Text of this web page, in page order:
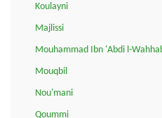
Koulayni
Majlissi
Mouhammad Ibn 'Abdi l-
Mouqbil
Nou'mani
Qoummi